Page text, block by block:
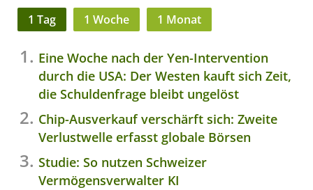
1 Tag 1 Woche 1 Monat
Eine Woche nach der Yen-Intervention
durch die USA: Der Westen kauft sich Zeit,
die Schuldenfrage bleibt ungelöst
Chip-Ausverkauf verschärft sich: Zweite
Verlustwelle erfasst globale Börsen
Studie: So nutzen Schweizer
Vermögensverwalter KI